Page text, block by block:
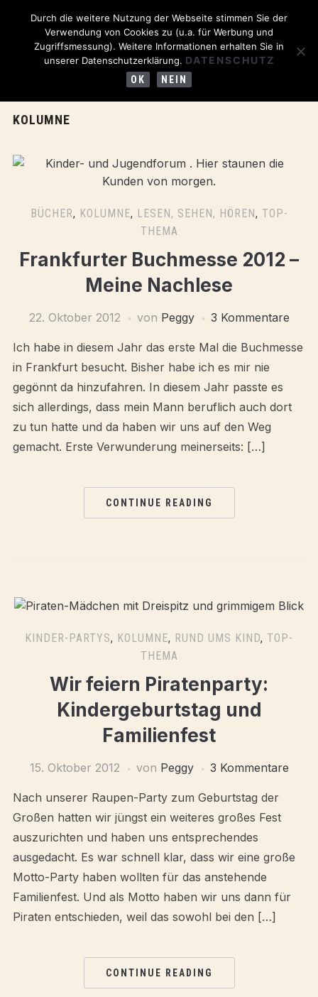
KOLUMNE
BÜCHER, KOLUMNE, LESEN, SEHEN, HÖREN, TOP-
THEMA
Frankfurter Buchmesse 2012 –
Meine Nachlese
22. Oktober 2012 von Peggy 3 Kommentare
Ich habe in diesem Jahr das erste Mal die Buchmesse
in Frankfurt besucht. Bisher habe ich es mir nie
gegönnt da hinzufahren. In diesem Jahr passte es
sich allerdings, dass mein Mann beruflich auch dort
zu tun hatte und da haben wir uns auf den Weg
gemacht. Erste Verwunderung meinerseits: […]
CONTINUE READING
KINDER-PARTYS, KOLUMNE, RUND UMS KIND, TOP-
THEMA
Wir feiern Piratenparty:
Kindergeburtstag und
Familienfest
15. Oktober 2012 von Peggy 3 Kommentare
Nach unserer Raupen-Party zum Geburtstag der
Großen hatten wir jüngst ein weiteres großes Fest
auszurichten und haben uns entsprechendes
ausgedacht. Es war schnell klar, dass wir eine große
Motto-Party haben wollten für das anstehende
Familienfest. Und als Motto haben wir uns dann für
Piraten entschieden, weil das sowohl bei den […]
CONTINUE READING
Durch die weitere Nutzung der Webseite stimmen Sie der
Verwendung von Cookies zu (u.a. für Werbung und
Zugriffsmessung). Weitere Informationen erhalten Sie in
unserer Datenschutzerklärung. DATENSCHUTZ
OK NEIN